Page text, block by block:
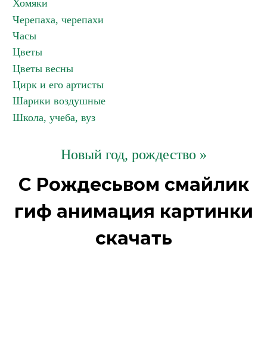
Хомяки
Черепаха, черепахи
Часы
Цветы
Цветы весны
Цирк и его артисты
Шарики воздушные
Школа, учеба, вуз
Новый год, рождество »
С Рождесьвом смайлик
гиф анимация картинки
скачать